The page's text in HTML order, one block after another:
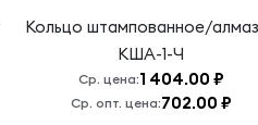
Кольцо штампованное/
КША-1-Ч
Ср. цена:1 404.00 ₽
Ср. опт. цена:702.00 ₽